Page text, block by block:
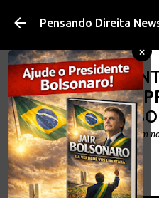
Pular para o
Pensando Direita
×
VÍDEO:
REVELA GRAVE
SAÚDE DE
postado porDiego Cavalheiro em